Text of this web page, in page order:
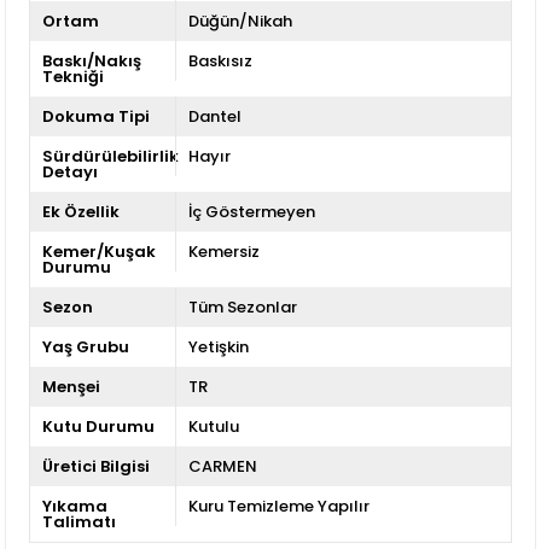
Ortam
Düğün/Nikah
Baskı/Nakış
Tekniği
Baskısız
Dokuma Tipi
Dantel
Sürdürülebilirlik
Detayı
Hayır
Ek Özellik
İç Göstermeyen
Kemer/Kuşak
Durumu
Kemersiz
Sezon
Tüm Sezonlar
Yaş Grubu
Yetişkin
Menşei
TR
Kutu Durumu
Kutulu
Üretici Bilgisi
CARMEN
Yıkama
Talimatı
Kuru Temizleme Yapılır